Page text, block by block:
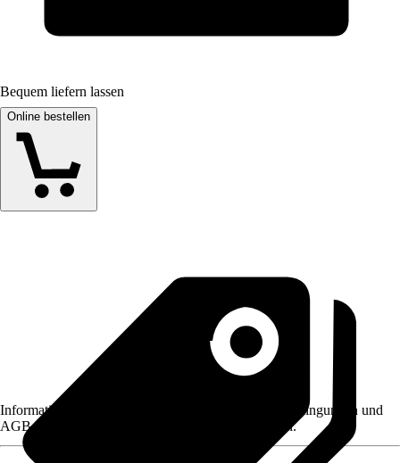
Bequem liefern lassen
Online bestellen
Informationen des Verkäufers, wie z. B. Rückgabebedingungen und
AGB, finden Sie bei Klick auf den Verkäufernamen.